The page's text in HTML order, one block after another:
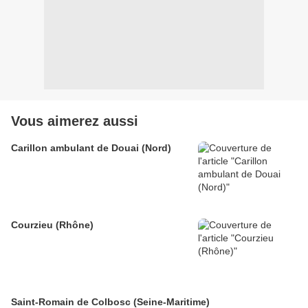
Vous aimerez aussi
Carillon ambulant de Douai (Nord)
Courzieu (Rhône)
Saint-Romain de Colbosc (Seine-Maritime)